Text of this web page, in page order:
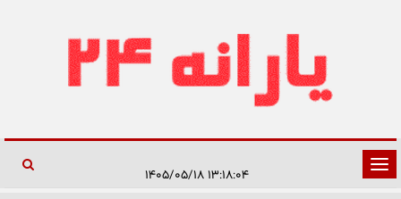
تغییر
۱۳:۱۸:۰۴ ۱۴۰۵/۰۵/۱۸